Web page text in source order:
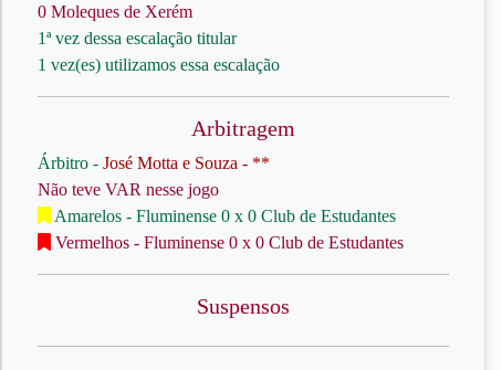
0 Moleques de Xerém
1ª vez dessa escalação titular
1 vez(es) utilizamos essa escalação
Arbitragem
Árbitro - José Motta e Souza - **
Não teve VAR nesse jogo
Amarelos - Fluminense 0 x 0 Club de Estudantes
Vermelhos - Fluminense 0 x 0 Club de Estudantes
Suspensos